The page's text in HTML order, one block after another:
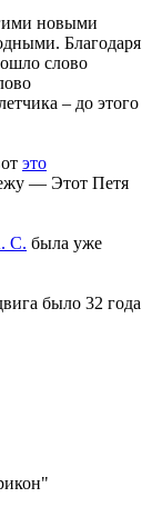
новыми
Благодаря
слово
– до этого
это
— Этот Петя
С. была уже
было 32 года